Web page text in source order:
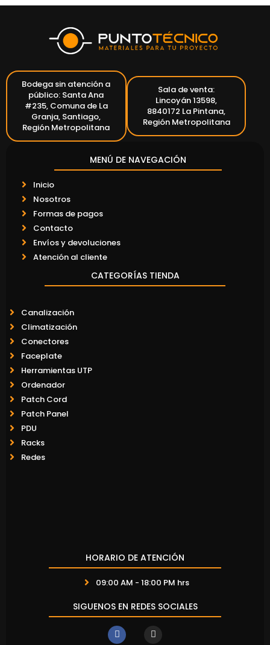
Bodega sin atención a
público: Santa Ana
#235, Comuna de La
Granja, Santiago,
Región Metropolitana
Sala de venta:
Lincoyán 13598,
8840172 La Pintana,
Región Metropolitana
MENÚ DE NAVEGACIÓN
Inicio
Nosotros
Formas de pagos
Contacto
Envíos y devoluciones
Atención al cliente
CATEGORÍAS TIENDA
Canalización
Climatización
Conectores
Faceplate
Herramientas UTP
Ordenador
Patch Cord
Patch Panel
PDU
Racks
Redes
HORARIO DE ATENCIÓN
09:00 AM - 18:00 PM hrs
SIGUENOS EN REDES SOCIALES